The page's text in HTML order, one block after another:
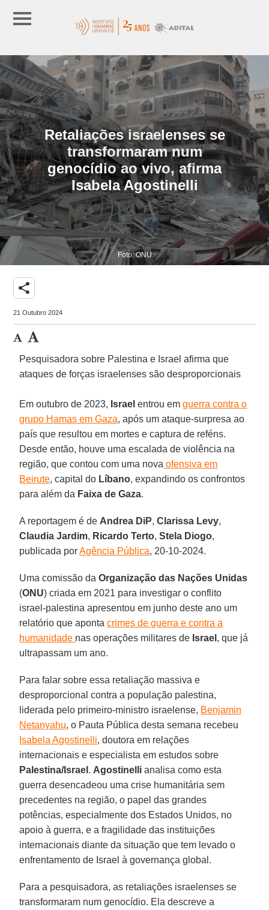
Retaliações israelenses se
transformaram num
genocídio ao vivo, afirma
Isabela Agostinelli
Foto: ONU
share
21 Outubro 2024
Pesquisadora sobre Palestina e Israel afirma que
ataques de forças israelenses são desproporcionais
Em outubro de 2023, Israel entrou emguerra contra o
grupo Hamas em Gaza, após um ataque-surpresa ao
país que resultou em mortes e captura de reféns.
Desde então, houve uma escalada de violência na
região, que contou com uma nova ofensiva em
Beirute, capital do Líbano, expandindo os confrontos
para além da Faixa de Gaza.
A reportagem é de Andrea DiP,Clarissa Levy,
Claudia Jardim, Ricardo Terto,Stela Diogo,
publicada porAgência Pública, 20-10-2024.
Uma comissão daOrganização das Nações Unidas
(ONU) criada em 2021 para investigar o conflito
israel-palestina apresentou em junho deste ano um
relatório que apontacrimes de guerra e contra a
humanidade nas operações militares de Israel , que já
ultrapassam um ano.
Para falar sobre essa retaliação massiva e
desproporcional contra a população palestina,
liderada pelo primeiro-ministro israelense, Benjamin
Netanyahu, o Pauta Pública desta semana recebeu
Isabela Agostinelli, doutora em relações
internacionais e especialista em estudos sobre
Palestina/Israel . Agostinelli analisa como esta
guerra desencadeou uma crise humanitária sem
precedentes na região, o papel das grandes
potências, especialmente dos Estados Unidos, no
apoio à guerra, e a fragilidade das instituições
internacionais diante da situação que tem levado o
enfrentamento de Israel à governança global.
Para a pesquisadora, as retaliações israelenses se
transformaram num genocídio. Ela descreve a